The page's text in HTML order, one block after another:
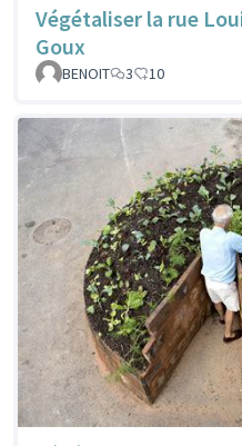
Végétaliser la rue
Goux
BENOIT
3 10